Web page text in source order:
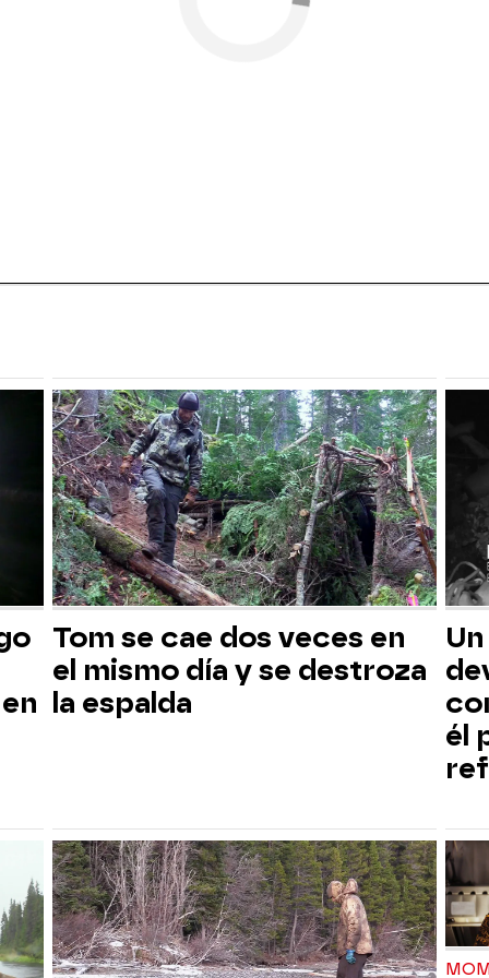
Tom se cae dos veces en
el mismo día y se destroza
la espalda
él